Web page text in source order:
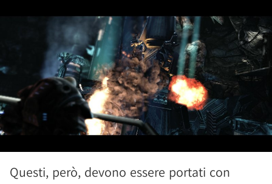
Questi, però, devono essere portati con